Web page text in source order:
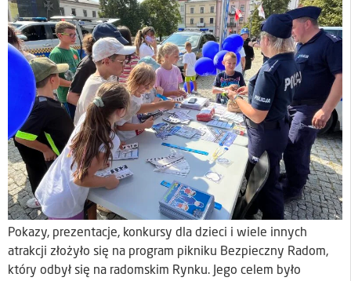
Pokazy, prezentacje, konkursy dla dzieci i wiele innych
atrakcji złożyło się na program pikniku Bezpieczny Radom,
który odbył się na radomskim Rynku. Jego celem było